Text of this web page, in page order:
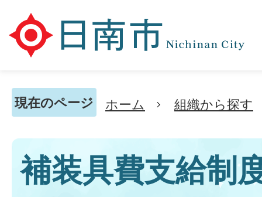
現在のページ ホーム 組織から探す
補装具費支給制